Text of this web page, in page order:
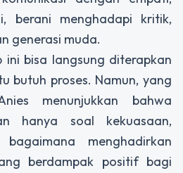
berani menghadapi kritik,
generasi muda.
ini bisa langsung diterapkan
butuh proses. Namun, yang
menunjukkan bahwa
hanya soal kekuasaan,
menghadirkan
berdampak positif bagi